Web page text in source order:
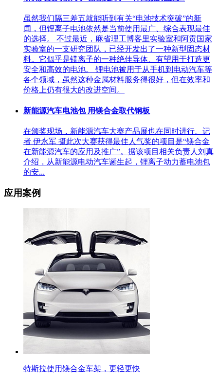
虽然我们隔三差五就能听到有关“电池技术突破”的新
闻，但锂离子电池依然是当前使用最广、综合表现最佳
的选择。 不过最近，麻省理工博客里实验室和阿贡国家
实验室的一支研究团队，已经开发出了一种新型固态材
料。它似乎是镁离子的一种绝佳导体、有望用于打造更
安全和高效的电池。 锂电池被用于从手机到电动汽车等
各个领域，虽然这种金属材料服务得很好，但在效率和
价格上仍有很大的改进空间。
新能源汽车电池包 用镁合金取代钢板
在颁奖现场，新能源汽车大赛产品展也在同时进行。记
者 伊永军 摄此次大赛获得最佳人气奖的项目是“镁合金
在新能源汽车的应用及推广”。据该项目相关负责人刘真
介绍，从新能源电动汽车诞生起，锂离子动力蓄电池包
的安...
应用案例
特斯拉使用镁合金车架，更轻更快